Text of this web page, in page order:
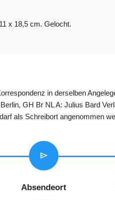
x 18,5 cm. Gelocht.
in derselben
GH Br NL A: Julius Bard
als Schreibort angenommen
send
Absendeort